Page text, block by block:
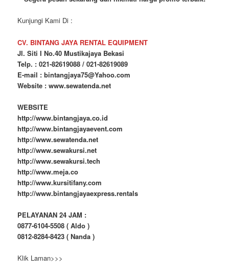
Kunjungi Kami Di :
CV. BINTANG JAYA RENTAL EQUIPMENT
Jl. Siti I No.40 Mustikajaya Bekasi
Telp. : 021-82619088 / 021-82619089
E-mail : bintangjaya75@Yahoo.com
Website : www.sewatenda.net
WEBSITE
http://www.bintangjaya.co.id
http://www.bintangjayaevent.com
http://www.sewatenda.net
http://www.sewakursi.net
http://www.sewakursi.tech
http://www.meja.co
http://www.kursitifany.com
http://www.bintangjayaexpress.rentals
PELAYANAN 24 JAM :
0877-6104-5508 ( Aldo )
0812-8284-8423 ( Nanda )
Klik Laman>>>